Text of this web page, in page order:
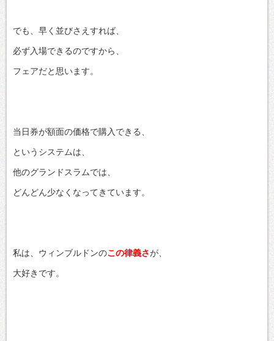
でも、早く並びさえすれば、
必ず入場できるのですから、
フェアだと思います。
当日券が額面の価格で購入できる、
というシステムは、
他のグランドスラムでは、
どんどん少なくなってきています。
私は、ウィンブルドンのこの律義さが、
大好きです。